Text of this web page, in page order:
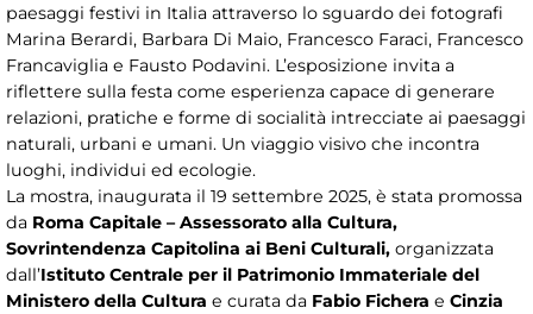
paesaggi festivi in Italia attraverso lo sguardo dei fotografi
Marina Berardi, Barbara Di Maio, Francesco Faraci, Francesco
Francaviglia e Fausto Podavini. L’esposizione invita a
riflettere sulla festa come esperienza capace di generare
relazioni, pratiche e forme di socialità intrecciate ai paesaggi
naturali, urbani e umani. Un viaggio visivo che incontra
luoghi, individui ed ecologie.
La mostra, inaugurata il 19 settembre 2025, è stata promossa
da Roma Capitale – Assessorato alla Cultura,
Sovrintendenza Capitolina ai Beni Culturali, organizzata
dall’Istituto Centrale per il Patrimonio Immateriale del
Ministero della Cultura e curata da Fabio Fichera e Cinzia